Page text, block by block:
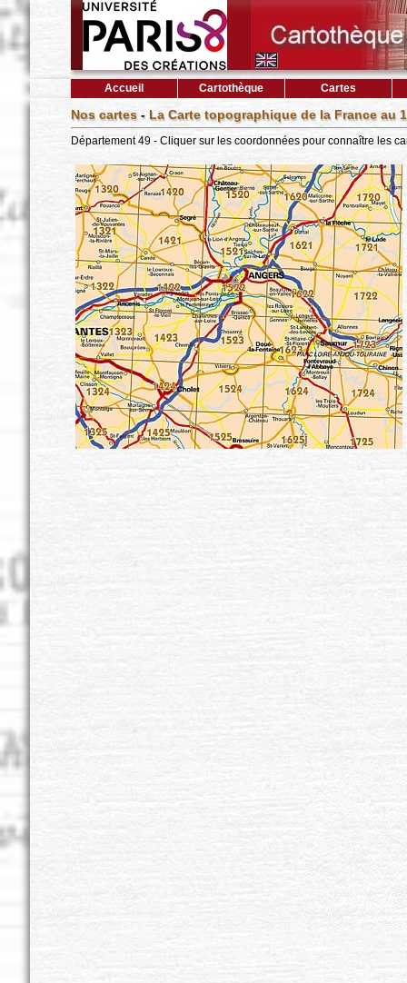
Accueil Cartothèque Cartes
Nos cartes- La Carte topographique de la France au
Département 49 - Cliquer sur les coordonnées pour connaître les